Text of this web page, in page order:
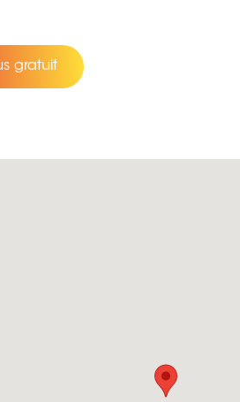
gratuit